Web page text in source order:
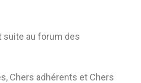
suite au forum des
Chers adhérents et Chers